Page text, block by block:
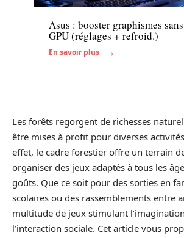
Asus : booster graphismes
GPU (réglages + refroid.)
En savoir plus
Les forêts regorgent de richesses
être mises à profit pour diverses
effet, le cadre forestier offre un terrain
organiser des jeux adaptés à tous les
goûts. Que ce soit pour des sorties en
scolaires ou des rassemblements entre
multitude de jeux stimulant
l’interaction sociale. Cet article vous